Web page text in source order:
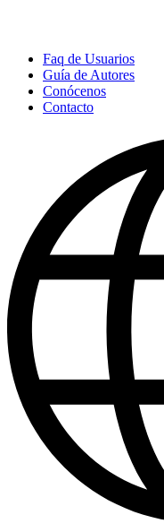
Faq de Usuarios
Guía de Autores
Conócenos
Contacto